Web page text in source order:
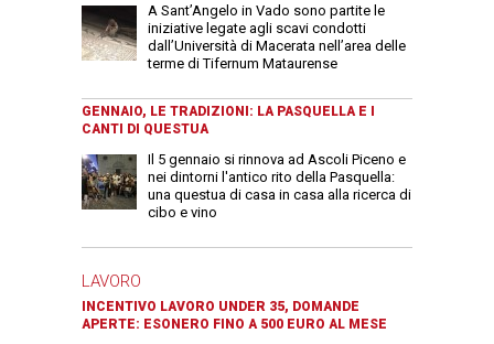
A Sant’Angelo in Vado sono partite le
iniziative legate agli scavi condotti
dall’Università di Macerata nell’area delle
terme di Tifernum Mataurense
GENNAIO, LE TRADIZIONI: LA PASQUELLA E I
CANTI DI QUESTUA
Il 5 gennaio si rinnova ad Ascoli Piceno e
nei dintorni l'antico rito della Pasquella:
una questua di casa in casa alla ricerca di
cibo e vino
LAVORO
INCENTIVO LAVORO UNDER 35, DOMANDE
APERTE: ESONERO FINO A 500 EURO AL MESE